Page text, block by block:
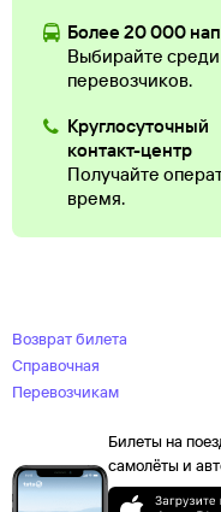
Более 20 000
Выбирайте
перевозчиков.
Круглосуточный
контакт-центр
Получайте
время.
Возврат билета
Справочная
Перевозчикам
Билеты на
самолёты и